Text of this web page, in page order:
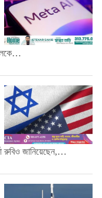
রুবিও জানিয়েছেন,…